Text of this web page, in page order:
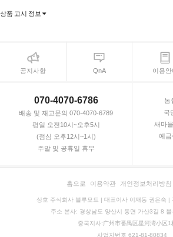
상품 고시 정보
공지사항 QnA 이용안
070-4070-6786
배송 및 재고문의 070-4070-6789
평일 오전10시~오후5시
(점심 오후12시~1시)
주말 및 공휴일 휴무
농
국
새마
예금
홈으로 이용약관 개인정보처리방침
상호 주식회사 블루모드 | 대표이사 이재동 권은숙
주소 본사: 경상남도 양산시 동면 가산3길 8 블
중국지사:广州市番禺区星河湾小区1
사업자번호 621-81-80834